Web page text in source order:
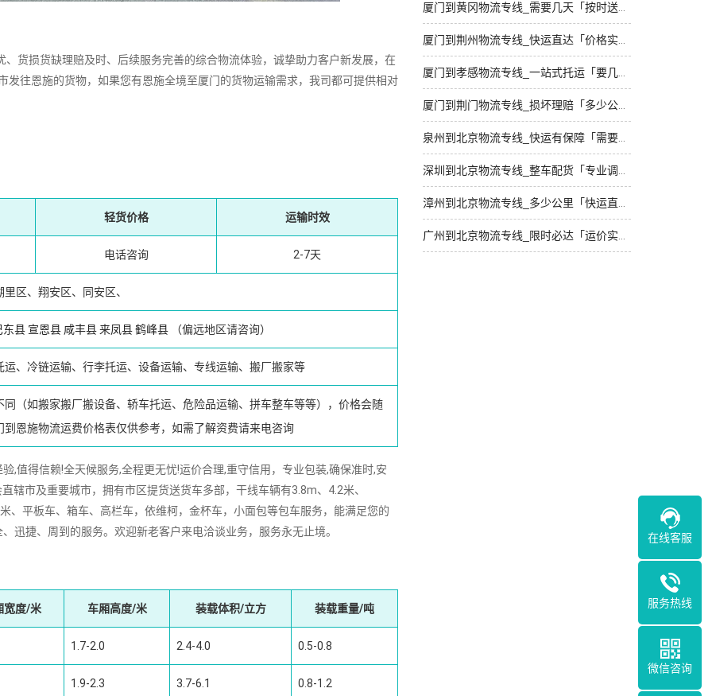
货损货缺理赔及时、后续服务完善的综合物流体验，诚挚助力客户新发展，在
往恩施的货物，如果您有恩施全境至厦门的货物运输需求，我司都可提供相对
轻货价格 运输时效
电话咨询 2-7天
区、翔安区、同安区、
东县 宣恩县 咸丰县来凤县鹤峰县 （偏远地区请咨询）
、冷链运输、行李托运、设备运输、专线运输、搬厂搬家等
（如搬家搬厂搬设备、轿车托运、危险品运输、拼车整车等等），价格会随
恩施物流运费价格表仅供参考，如需了解资费请来电咨询
,值得信赖!全天候服务,全程更无忧!运价合理,重守信用，专业包装,确保准时,安
辖市及重要城市，拥有市区提货送货车多部，干线车辆有3.8m、4.2米、
、平板车、箱车、高栏车，依维柯，金杯车，小面包等包车服务，能满足您的
迅捷、周到的服务。欢迎新老客户来电洽谈业务，服务永无止境。
宽度/米 车厢高度/米 装载体积/立方 装载重量/吨
1.7-2.0 2.4-4.0 0.5-0.8
1.9-2.3 3.7-6.1 0.8-1.2
厦门到黄冈物流专线_需要几天「按时送达」
厦门到荆州物流专线_快运直达「价格实惠」
厦门到孝感物流专线_一站式托运「要几天到」
厦门到荆门物流专线_损坏理赔「多少公里」
泉州到北京物流专线_快运有保障「需要几天」
深圳到北京物流专线_整车配货「专业调车」
漳州到北京物流专线_多少公里「快运直达」
广州到北京物流专线_限时必达「运价实惠」
在线客服
服务热线
微信咨询